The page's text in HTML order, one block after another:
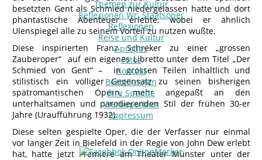
Themen zur Kultur
Reflexionen Wr. Staatsoper
Reflexionen
Reise und Kultur
Apropos
Fotos
Kontakt
Bestellungen
Ihre Spende
Werbepartner
Impressum
besetzten Gent als Schmied niedergelassen hatte und dort
phantastische Abenteuer erlebte, wobei er ähnlich
Ulenspiegel alle zu seinem Vorteil zu nutzen wußte.
Diese inspirierten Franz Schreker zu einer „grossen
Zauberoper“ auf ein eigenes Libretto unter dem Titel „Der
Schmied von Gent“ – in grossen Teilen inhaltlich und
stilistisch ein völliger Gegensatz zu seinen bisherigen
spätromantischen Opern, mehr angepaßt an den
unterhaltsamen und parodierenden Stil der frühen 30-er
Jahre (Uraufführung 1932).
Diese selten gespielte Oper, die der Verfasser nur einmal
vor langer Zeit in Bielefeld in der Regie von John Dew erlebt
hat, hatte jetzt Premiere am Theater Münster unter der